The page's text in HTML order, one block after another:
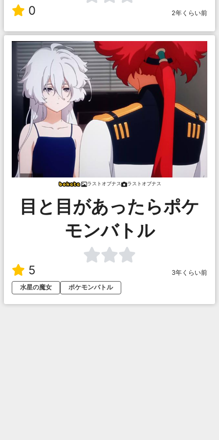
0 2年くらい前
ラストオブナス ラストオブナス
目と目があったらポケ
モンバトル
5
3年くらい前
水星の魔女
ポケモンバトル